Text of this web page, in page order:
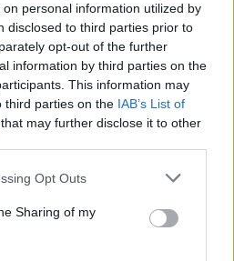
personal information utilized by
disclosed to third parties prior to
opt-out of the further
information by third parties on the
This information may
third parties on the IAB’s List of
that may further disclose it to other
app uses one or more Google
behaviour. You may click to
and its third-party tags to
purposes in below Google
Opt Outs
Sharing of my
egy ruha
részei a Chanel
Megtudjuk, hogy a
6 hét áll
valóban kézi munkáról van
láthatjuk, hogy egy-egy